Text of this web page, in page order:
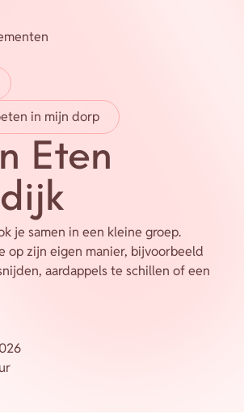
in mijn dorp
Eten
je samen in een kleine groep.
op zijn eigen manier, bijvoorbeeld
aardappels te schillen of een